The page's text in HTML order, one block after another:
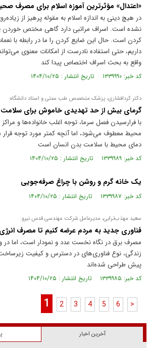
«اعتدال» مؤثرترین آموزه اسلام برای مصرف
در هیچ دینی به اندازه اسلام به مقوله پرهیز از
نشده است. اسراف مراتبی دارد گاهی مختص خوردن
کردن است. حال این ضایع کردن را ما در رابطه با
داریم، حتی استفاده نادرست از امکانات معنوی
واقع به بحث اسراف اختصاص پیدا کند
کد خبر: ۱۳۳۹۹۹۰ تاریخ انتشار : ۱۴۰۴/۱۰/۲۵
دکتر کردافشاری، پزشک متخصص طب سنتی و استاد دانشگاه:
گرمای بیش از حد تهدیدی خاموش برای
با فرارسیدن فصل سرما، توجه اغلب خانواده‌ها و
محیط معطوف می‌شود، اما آنچه کمتر مورد توجه
دمای محیط با سلامت بدن انسان است
کد خبر: ۱۳۳۹۹۸۹ تاریخ انتشار : ۱۴۰۴/۱۰/۲۵
یک خانه گرم و روشن با چراغ صرفه‌جویی
کد خبر: ۱۳۳۹۹۸۷ تاریخ انتشار : ۱۴۰۴/۱۰/۲۵
سعید مهذب‌ترابی، مدیرعامل شرکت مهندسی قدس نیرو:
فناوری جدید به مردم عرضه کنیم تا مصرف
مصرف برق در نگاه نخست عدد و نمودار است، اما در
زندگی، نوع فناوری‌های در دسترس و کیفیت
پیش طراحی شده‌اند
کد خبر: ۱۳۳۹۹۸۵ تاریخ انتشار : ۱۴۰۴/۱۰/۲۵
1 2 3 4 5 6 >
آخرین اخبار